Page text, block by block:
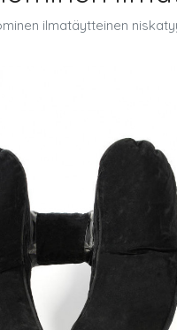
ilmatäytteinen